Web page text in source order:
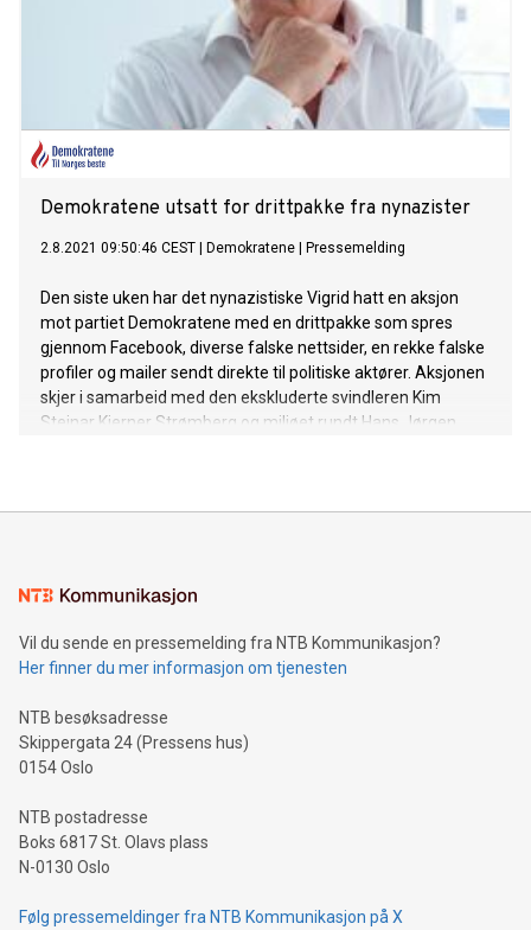
Demokratene utsatt for drittpakke fra nynazister
2.8.2021 09:50:46 CEST Demokratene Pressemelding
Den siste uken har det nynazistiske Vigrid hatt en aksjon
mot partiet Demokratene med en drittpakke som spres
gjennom Facebook, diverse falske nettsider, en rekke falske
profiler og mailer sendt direkte til politiske aktører. Aksjonen
skjer i samarbeid med den ekskluderte svindleren Kim
Steinar Kjerner Strømberg og miljøet rundt Hans Jørgen
Vil du sende en pressemelding fra NTB Kommunikasjon?
Her finner du mer informasjon om tjenesten
NTB besøksadresse
Skippergata 24 (Pressens hus)
0154 Oslo
NTB postadresse
Boks 6817 St. Olavs plass
N-0130 Oslo
Følg pressemeldinger fra NTB Kommunikasjon på X